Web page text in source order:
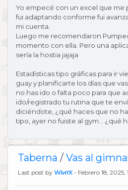
Yo empecé con un excel que me
fui adaptando conforme fui
mi cuenta.
Luego me recomendaron
momento con ella. Pero una
sería la hostia jajaja
Estadísticas tipo gráficas para ir
guay y planificarte los días que
no has ido o falta poco para que
ido/registrado tu rutina que te
diciéndote, ¿qué haces que no
tipo, ayer no fuiste al gym... ¿qué
Taberna / Vas al
Last post by WIитX - Febrero 18, 2025,